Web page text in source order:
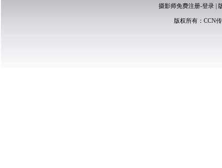
摄影师免费注册-登录|
版权所有： CCN